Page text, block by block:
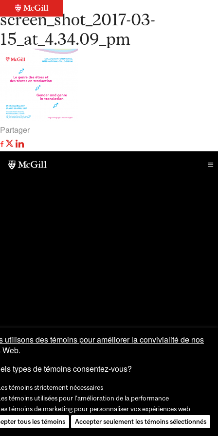
Retour à la liste
screen_shot_2017-03-
15_at_4.34.09_pm
Partager
utilisons des témoins pour améliorer la convivialité de nos
types de témoins consentez-vous?
témoins strictement nécessaires
témoins utilisées pour l'amélioration de la performance
témoins de marketing pour personnaliser vos expériences web
tous les témoins
Accepter seulement les témoins sélectionnés